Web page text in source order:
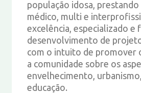
população idosa,
médico, multi e
excelência, especializado e
desenvolvimento de
com o intuito de promover
a comunidade sobre os
envelhecimento,
educação.